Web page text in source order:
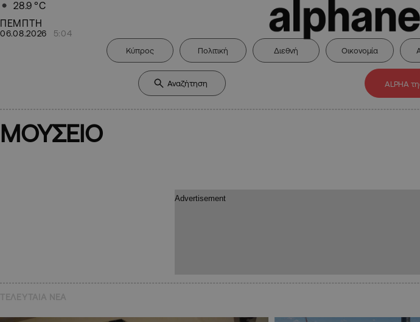
28.9 °C
ΠΕΜΠΤΗ
06.08.2026 5:04
Κύπρος Πολιτική Διεθνή Οικονομία
ALPHA
ΜΟΥΣΕΙΟ